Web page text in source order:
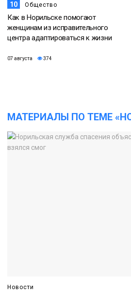
10 Общество
Как в Норильске помогают
женщинам из исправительного
центра адаптироваться к жизни
07 августа 374
МАТЕРИАЛЫ ПО ТЕМЕ
Новости